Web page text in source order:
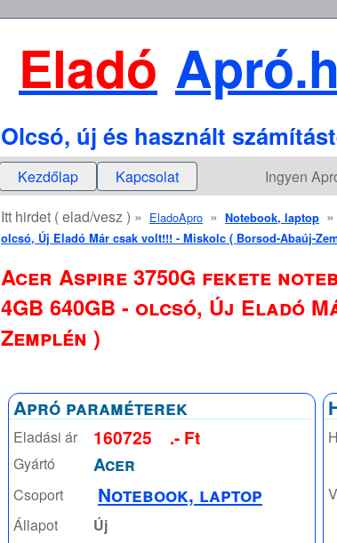
Eladó
Olcsó, új és használt
Kezdőlap Kapcsolat Ingyen
Itt hirdet ( elad/vesz ) » EladoApro » Notebook, laptop »
olcsó, Új Eladó Már csak volt!!! - Miskolc ( Borsod-Abaúj-
Acer Aspire 3750G fekete
4GB 640GB - olcsó, Új Eladó
Zemplén )
Apró paraméterek
Eladási ár 160725 .- Ft
Gyártó Acer
Csoport Notebook, laptop
Állapot
Új